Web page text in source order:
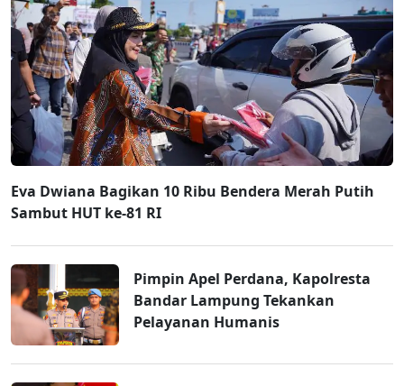
Eva Dwiana Bagikan 10 Ribu Bendera Merah Putih
Sambut HUT ke-81 RI
Pimpin Apel Perdana, Kapolresta
Bandar Lampung Tekankan
Pelayanan Humanis